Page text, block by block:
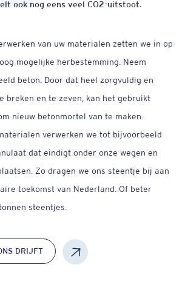
ook nog eens veel CO2-uitstoot.
van uw materialen zetten we in op
mogelijke herbestemming. Neem
beton. Door dat heel zorgvuldig en
breken en te zeven, kan het gebruikt
nieuw betonmortel van te maken.
verwerken we tot bijvoorbeeld
dat eindigt onder onze wegen en
Zo dragen we ons steentje bij aan
toekomst van Nederland. Of beter
steentjes.
DRIJFT